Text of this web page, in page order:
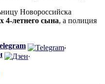
Новороссийска
4-летнего сына, а полиция
,
.